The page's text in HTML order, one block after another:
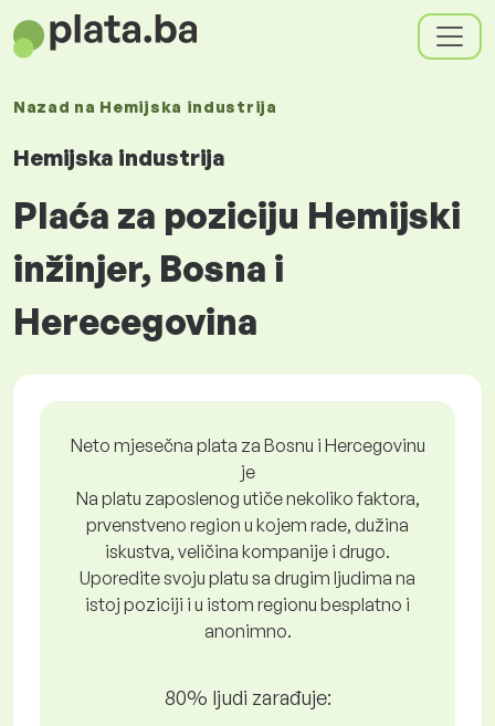
Nazad na Hemijska industrija
Hemijska industrija
Plaća za poziciju Hemijski
inžinjer, Bosna i
Herecegovina
Neto mjesečna plata za Bosnu i Hercegovinu
je
Na platu zaposlenog utiče nekoliko faktora,
prvenstveno region u kojem rade, dužina
iskustva, veličina kompanije i drugo.
Uporedite svoju platu sa drugim ljudima na
istoj poziciji i u istom regionu besplatno i
anonimno.
80% ljudi zarađuje: